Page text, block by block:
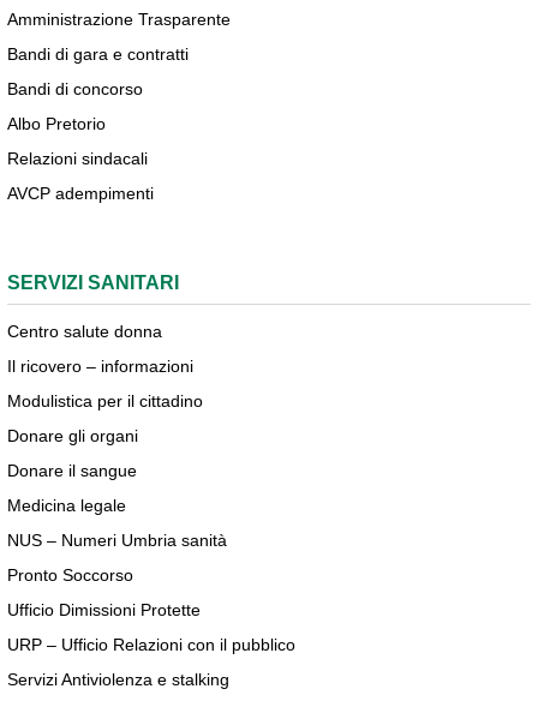
Amministrazione Trasparente
Bandi di gara e contratti
Bandi di concorso
Albo Pretorio
Relazioni sindacali
AVCP adempimenti
SERVIZI SANITARI
Centro salute donna
Il ricovero – informazioni
Modulistica per il cittadino
Donare gli organi
Donare il sangue
Medicina legale
NUS – Numeri Umbria sanità
Pronto Soccorso
Ufficio Dimissioni Protette
URP – Ufficio Relazioni con il pubblico
Servizi Antiviolenza e stalking